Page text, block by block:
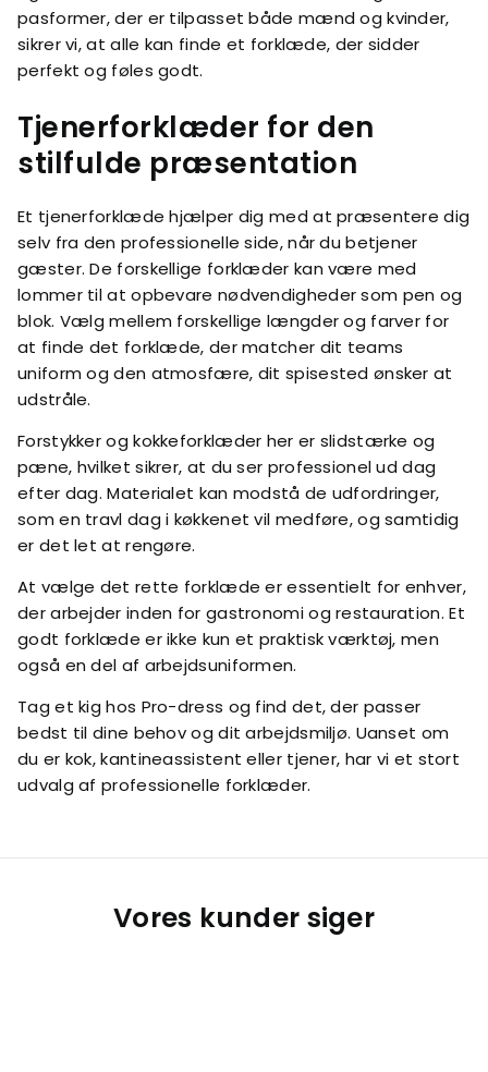
pasformer, der er tilpasset både mænd og kvinder,
sikrer vi, at alle kan finde et forklæde, der sidder
perfekt og føles godt.
Tjenerforklæder for den
stilfulde præsentation
Et tjenerforklæde hjælper dig med at præsentere dig
selv fra den professionelle side, når du betjener
gæster. De forskellige forklæder kan være med
lommer til at opbevare nødvendigheder som pen og
blok. Vælg mellem forskellige længder og farver for
at finde det forklæde, der matcher dit teams
uniform og den atmosfære, dit spisested ønsker at
udstråle.
Forstykker og kokkeforklæder her er slidstærke og
pæne, hvilket sikrer, at du ser professionel ud dag
efter dag. Materialet kan modstå de udfordringer,
som en travl dag i køkkenet vil medføre, og samtidig
er det let at rengøre.
At vælge det rette forklæde er essentielt for enhver,
der arbejder inden for gastronomi og restauration. Et
godt forklæde er ikke kun et praktisk værktøj, men
også en del af arbejdsuniformen.
Tag et kig hos Pro-dress og find det, der passer
bedst til dine behov og dit arbejdsmiljø. Uanset om
du er kok, kantineassistent eller tjener, har vi et stort
udvalg af professionelle forklæder.
Vores kunder siger